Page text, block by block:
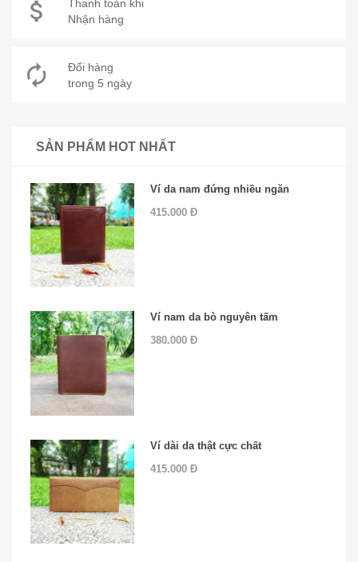
Thanh toán khi
Nhận hàng
Đổi hàng
trong 5 ngày
SẢN PHẨM HOT NHẤT
Ví da nam đứng nhiều ngăn
415.000 Đ
Ví nam da bò nguyên tấm
380.000 Đ
Ví dài da thật cực chất
415.000 Đ